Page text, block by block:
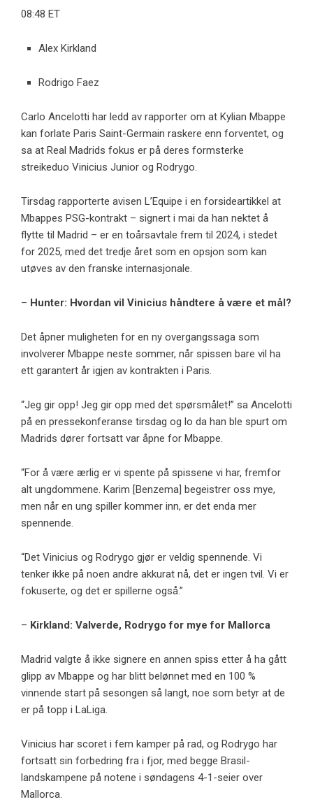
08:48 ET
Alex Kirkland
Rodrigo Faez
Carlo Ancelotti har ledd av rapporter om at Kylian Mbappe
kan forlate Paris Saint-Germain raskere enn forventet, og
sa at Real Madrids fokus er på deres formsterke
streikeduo Vinicius Junior og Rodrygo.
Tirsdag rapporterte avisen L’Equipe i en forsideartikkel at
Mbappes PSG-kontrakt – signert i mai da han nektet å
flytte til Madrid – er en toårsavtale frem til 2024, i stedet
for 2025, med det tredje året som en opsjon som kan
utøves av den franske internasjonale.
– Hunter: Hvordan vil Vinicius håndtere å være et mål?
Det åpner muligheten for en ny overgangssaga som
involverer Mbappe neste sommer, når spissen bare vil ha
ett garantert år igjen av kontrakten i Paris.
“Jeg gir opp! Jeg gir opp med det spørsmålet!” sa Ancelotti
på en pressekonferanse tirsdag og lo da han ble spurt om
Madrids dører fortsatt var åpne for Mbappe.
“For å være ærlig er vi spente på spissene vi har, fremfor
alt ungdommene. Karim [Benzema] begeistrer oss mye,
men når en ung spiller kommer inn, er det enda mer
spennende.
“Det Vinicius og Rodrygo gjør er veldig spennende. Vi
tenker ikke på noen andre akkurat nå, det er ingen tvil. Vi er
fokuserte, og det er spillerne også.”
– Kirkland: Valverde, Rodrygo for mye for Mallorca
Madrid valgte å ikke signere en annen spiss etter å ha gått
glipp av Mbappe og har blitt belønnet med en 100 %
vinnende start på sesongen så langt, noe som betyr at de
er på topp i LaLiga.
Vinicius har scoret i fem kamper på rad, og Rodrygo har
fortsatt sin forbedring fra i fjor, med begge Brasil-
landskampene på notene i søndagens 4-1-seier over
Mallorca.